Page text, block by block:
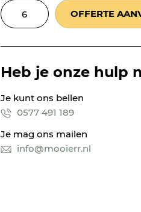
OFFERTE
Heb je onze hulp
Je kunt ons bellen
0577 491 189
Je mag ons mailen
info@mooierr.nl